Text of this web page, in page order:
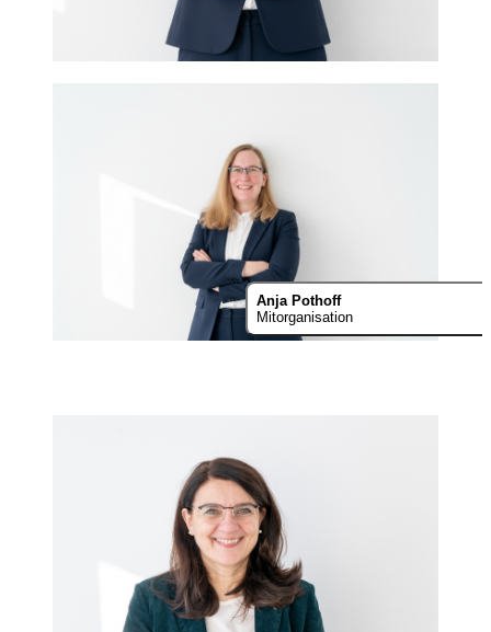
Anja Pothoff
Mitorganisation